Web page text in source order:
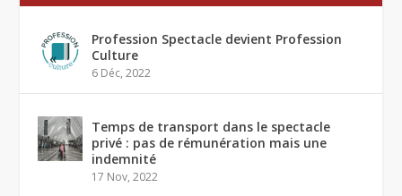
Profession Spectacle devient Profession
Culture
6 Déc, 2022
Temps de transport dans le spectacle
privé : pas de rémunération mais une
indemnité
17 Nov, 2022